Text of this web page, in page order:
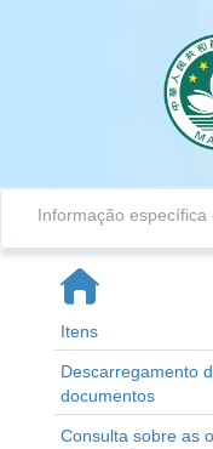
Informação específica
Itens
Descarregamento
documentos
Consulta sobre as